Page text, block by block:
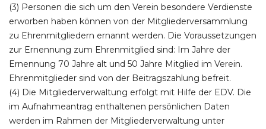
(3) Personen die sich um den Verein besondere Verdienste
erworben haben können von der Mitgliederversammlung
zu Ehrenmitgliedern ernannt werden. Die Voraussetzungen
zur Ernennung zum Ehrenmitglied sind: Im Jahre der
Ernennung 70 Jahre alt und 50 Jahre Mitglied im Verein.
Ehrenmitglieder sind von der Beitragszahlung befreit.
(4) Die Mitgliederverwaltung erfolgt mit Hilfe der EDV. Die
im Aufnahmeantrag enthaltenen persönlichen Daten
werden im Rahmen der Mitgliederverwaltung unter